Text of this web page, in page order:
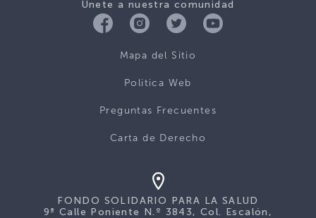
Únete a nuestra comunidad
Mapa del Sitio
Politica Web
Preguntas Frecuentes
Carta de Derecho
FONDO SOLIDARIO PARA LA SALUD
9ª Calle Poniente N.º 3843, Col. Escalón,